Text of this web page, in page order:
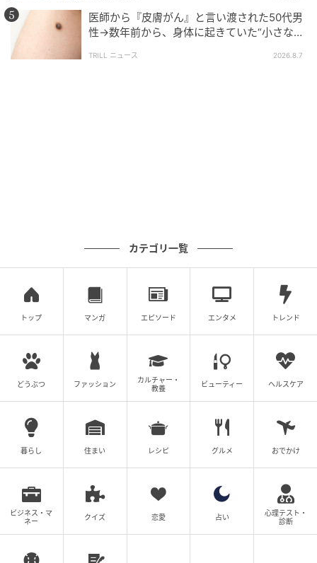
「原産地が亜熱帯地方なので、発芽には20～25度の気
温が必要です。地植えでも鉢でも育てられ、鉢植えは
土が乾いたらたっぷりと水を与えます。葉が茂ってき
医師から『皮膚がん』と言い渡された50代男
性→数年前から、身体に起きていた“小さな異
TRILL ニュース 2026.8.7
カテゴリ一覧
トップ マンガ エピソード エンタメ トレンド
どうぶつ ファッション
カルチャー・
教養
ビューティー ヘルスケア
暮らし 住まい レシピ グルメ おでかけ
ビジネス・マ
ネー
クイズ 恋愛 占い
心理テスト・
診断